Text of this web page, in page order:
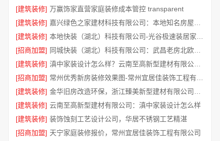
[建筑装修] 万赢饰家直营家庭装修成本管控 transparent
[建筑装修]
[建筑装修]
[招商加盟]
同城快装（湖北）科技有限公司：武昌老房北欧风靠谱装修
[建筑装修]
滇中家装设计怎么样？云南至高新型建材有限公司实力口碑见证
[招商加盟]
[建筑装修]
[建筑装修] 云南至高新型建材有限公司：滇中家装设计怎么样
[建筑装修] 装饰蚀刻工艺设计公司，华居不锈钢工艺精湛
[招商加盟] 天宁家庭装修报价，常州宜居佳装饰工程有限公司